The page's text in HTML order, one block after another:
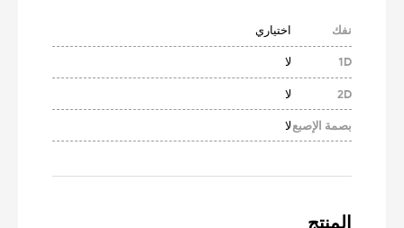
نفك اختياري
1D لا
2D لا
بصمة الإصبعلا